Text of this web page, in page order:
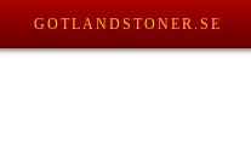
GOTLANDSTONER.SE